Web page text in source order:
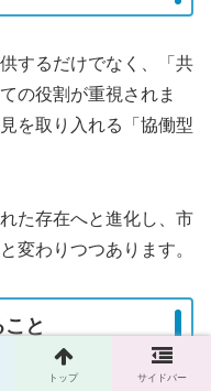
するだけでなく、「共
の役割が重視されま
を取り入れる「協働型
た存在へと進化し、市
変わりつつあります。
と
トップ サイドバー